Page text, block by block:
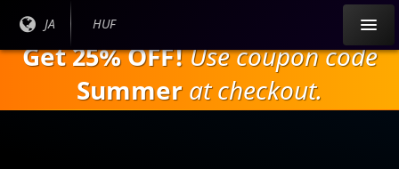
へ
キ
現在
語：
JA
現在の
HUF
Get 25% OFF!Use coupon code
Summer at checkout.